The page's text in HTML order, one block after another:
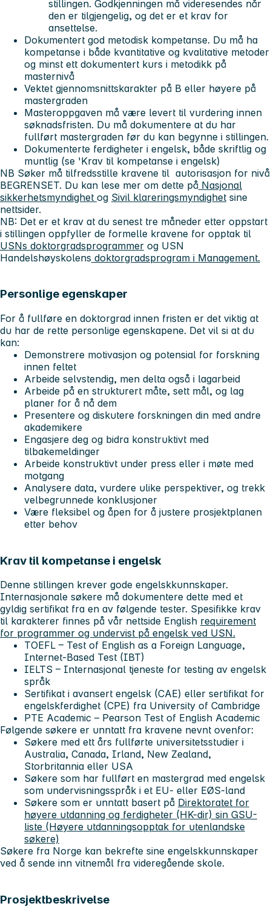
stillingen. Godkjenningen må videresendes når
den er tilgjengelig, og det er et krav for
ansettelse.
Dokumentert god metodisk kompetanse. Du må ha
kompetanse i både kvantitative og kvalitative metoder
og minst ett dokumentert kurs i metodikk på
masternivå
Vektet gjennomsnittskarakter på B eller høyere på
mastergraden
Masteroppgaven må være levert til vurdering innen
søknadsfristen. Du må dokumentere at du har
fullført mastergraden før du kan begynne i stillingen.
Dokumenterte ferdigheter i engelsk, både skriftlig og
muntlig (se 'Krav til kompetanse i engelsk)
NB Søker må tilfredsstille kravene til autorisasjon for nivå
BEGRENSET. Du kan lese mer om dette på Nasjonal
sikkerhetsmyndighet og Sivil klareringsmyndighet sine
nettsider.
NB: Det er et krav at du senest tre måneder etter oppstart
i stillingen oppfyller de formelle kravene for opptak til
USNs doktorgradsprogrammer og USN
Handelshøyskolens doktorgradsprogram i Management.
Personlige egenskaper
For å fullføre en doktorgrad innen fristen er det viktig at
du har de rette personlige egenskapene. Det vil si at du
kan:
Demonstrere motivasjon og potensial for forskning
innen feltet
Arbeide selvstendig, men delta også i lagarbeid
Arbeide på en strukturert måte, sett mål, og lag
planer for å nå dem
Presentere og diskutere forskningen din med andre
akademikere
Engasjere deg og bidra konstruktivt med
tilbakemeldinger
Arbeide konstruktivt under press eller i møte med
motgang
Analysere data, vurdere ulike perspektiver, og trekk
velbegrunnede konklusjoner
Være fleksibel og åpen for å justere prosjektplanen
etter behov
Krav til kompetanse i engelsk
Denne stillingen krever gode engelskkunnskaper.
Internasjonale søkere må dokumentere dette med et
gyldig sertifikat fra en av følgende tester. Spesifikke krav
til karakterer finnes på vår nettside English requirement
for programmer og undervist på engelsk ved USN.
TOEFL – Test of English as a Foreign Language,
Internet-Based Test (IBT)
IELTS – Internasjonal tjeneste for testing av engelsk
språk
Sertifikat i avansert engelsk (CAE) eller sertifikat for
engelskferdighet (CPE) fra University of Cambridge
PTE Academic – Pearson Test of English Academic
Følgende søkere er unntatt fra kravene nevnt ovenfor:
Søkere med ett års fullførte universitetsstudier i
Australia, Canada, Irland, New Zealand,
Storbritannia eller USA
Søkere som har fullført en mastergrad med engelsk
som undervisningsspråk i et EU- eller EØS-land
Søkere som er unntatt basert på Direktoratet for
høyere utdanning og ferdigheter (HK-dir) sin GSU-
liste (Høyere utdanningsopptak for utenlandske
søkere)
Søkere fra Norge kan bekrefte sine engelskkunnskaper
ved å sende inn vitnemål fra videregående skole.
Prosjektbeskrivelse